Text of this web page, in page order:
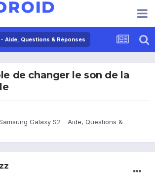
Aide, Questions & Réponses
de changer le son de la
Galaxy S2 - Aide, Questions &